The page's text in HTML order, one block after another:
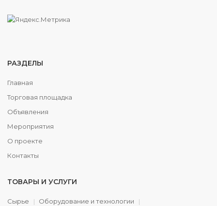
РАЗДЕЛЫ
Главная
Торговая площадка
Объявления
Мероприятия
О проекте
Контакты
ТОВАРЫ И УСЛУГИ
Сырье
Оборудование и технологии